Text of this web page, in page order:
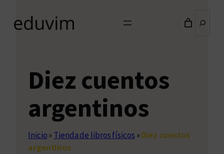
Diez cuentos
argentinos
Inicio»Tienda de libros físicos »Diez cuentos
argentinos